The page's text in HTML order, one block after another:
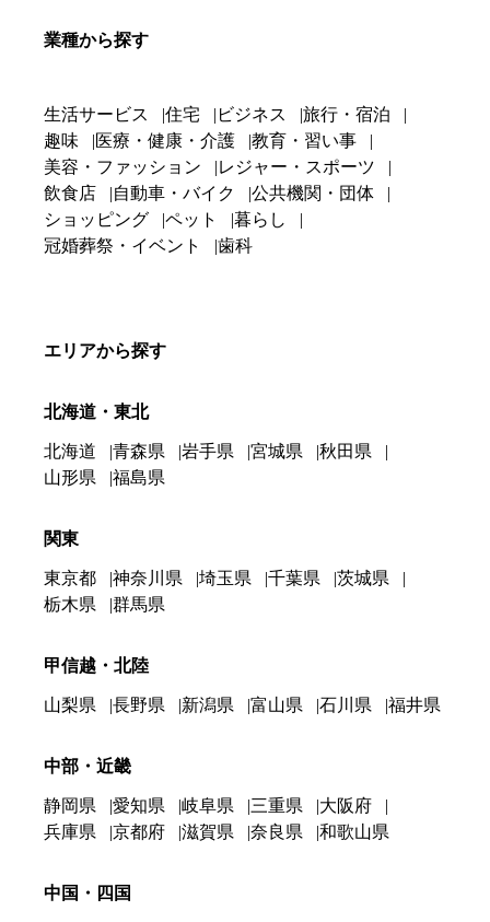
業種から探す
生活サービス 住宅 ビジネス
旅行・宿泊
趣味
医療・健康・介護
教育・習い事
美容・ファッション
レジャー・スポーツ
飲食店
自動車・バイク
公共機関・団体
ショッピング
ペット
暮らし
冠婚葬祭・イベント
歯科
エリアから探す
北海道・東北
北海道 青森県 岩手県 宮城県
秋田県
山形県
福島県
関東
東京都 神奈川県 埼玉県 千葉県
茨城県
栃木県
群馬県
甲信越・北陸
山梨県 長野県 新潟県 富山県 石川県 福井県
中部・近畿
静岡県 愛知県 岐阜県 三重県
大阪府
兵庫県
京都府 滋賀県 奈良県 和歌山県
中国・四国